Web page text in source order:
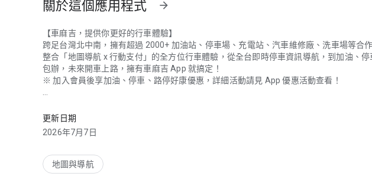
關於這個應用程式 arrow_forward
【車麻吉，提供你更好的行車體驗】
跨足台灣北中南，擁有超過 2000+ 加油站、停車場、充電站、汽車維修廠、洗車場等合
整合「地圖導航 x 行動支付」的全方位行車體驗，從全台即時停車資訊導航，到加油、
包辦，未來開車上路，擁有車麻吉 App 就搞定！
※ 加入會員後享加油、停車、路停好康優惠，詳細活動請見 App 優惠活動查看！
• 加油免帶錢包，一隻手機全部搞定
• 無接觸付款，加油快速通首推
• 每週油價公告漲跌報你知
◎ 全台路邊停車費、繳費免出門:blue_car:
更新日期
2026年7月7日
地圖與導航